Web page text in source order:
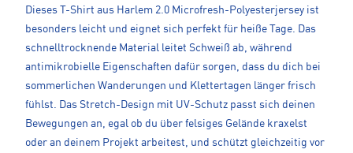
Dieses T-Shirt aus Harlem 2.0 Microfresh-Polyesterjersey ist
besonders leicht und eignet sich perfekt für heiße Tage. Das
schnelltrocknende Material leitet Schweiß ab, während
antimikrobielle Eigenschaften dafür sorgen, dass du dich bei
sommerlichen Wanderungen und Klettertagen länger frisch
fühlst. Das Stretch-Design mit UV-Schutz passt sich deinen
Bewegungen an, egal ob du über felsiges Gelände kraxelst
oder an deinem Projekt arbeitest, und schützt gleichzeitig vor